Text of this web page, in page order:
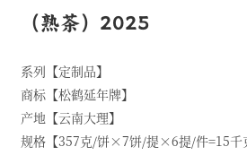
（熟茶）2025
系列【定制品】
商标【松鹤延年牌】
产地【云南大理】
规格【357克/饼×7饼/提×6提/件=15千